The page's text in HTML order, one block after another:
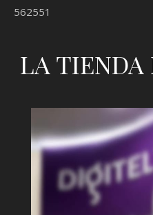
562551
LA TIENDA